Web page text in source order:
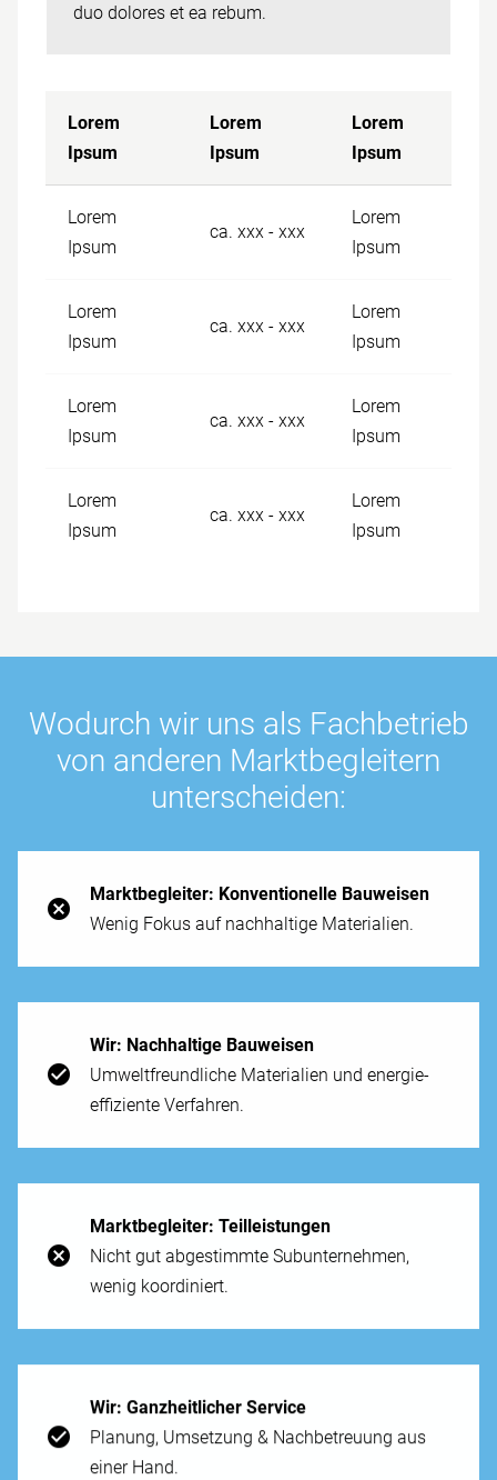
duo dolores et ea rebum.
Lorem
Ipsum
Lorem
Ipsum
Lorem
Ipsum
Lorem
Ipsum
ca. xxx - xxx
Lorem
Ipsum
Lorem
Ipsum
ca. xxx - xxx
Lorem
Ipsum
Lorem
Ipsum
ca. xxx - xxx
Lorem
Ipsum
Lorem
Ipsum
ca. xxx - xxx
Lorem
Ipsum
Wo­durch wir uns als Fach­betrieb
von anderen Markt­begleitern
unter­scheiden:
Markt­begleiter: Kon­ventionelle Bau­weisen
Wenig Fokus auf nach­haltige Materialien.
Wir: Nach­haltige Bau­weisen
Umwelt­freundliche Materialien und energie­
effiziente Ver­fahren.
Markt­begleiter: Teil­leistungen
Nicht gut ab­gestimmte Sub­unternehmen,
wenig koordiniert.
Wir: Ganz­heitlicher Service
Planung, Um­setzung & Nach­betreuung aus
einer Hand.